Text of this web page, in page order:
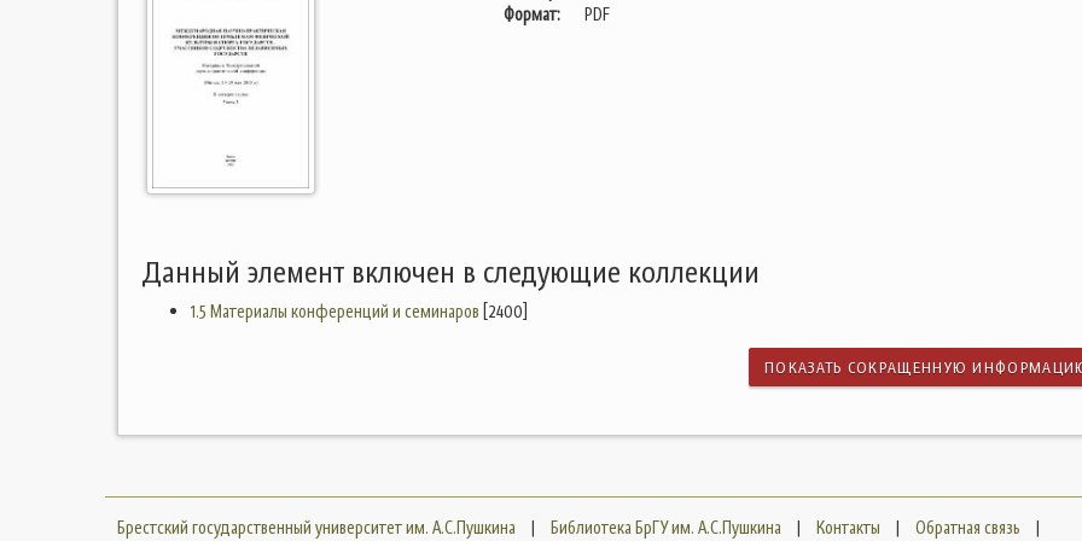
Формат:
PDF
Данный элемент включен в следующие коллекции
1.5 Материалы конференций и семинаров [2400]
ПОКАЗАТЬ СОКРАЩЕННУЮ
Брестский государственный университет им. А.С.Пушкина | Библиотека БрГУ им. А.С.Пушкина | Контакты | Обратная связь
|